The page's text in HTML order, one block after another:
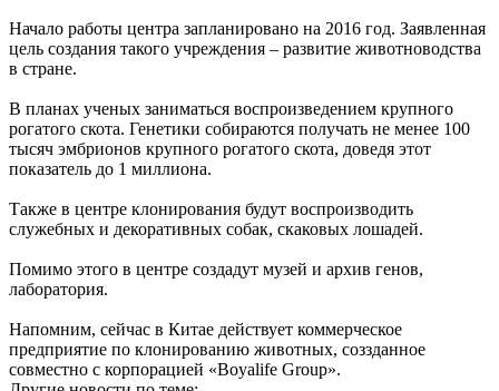
Начало работы центра запланировано на 2016 год. Заявленная
цель создания такого учреждения – развитие животноводства
в стране.
В планах ученых заниматься воспроизведением крупного
рогатого скота. Генетики собираются получать не менее 100
тысяч эмбрионов крупного рогатого скота, доведя этот
показатель до 1 миллиона.
Также в центре клонирования будут воспроизводить
служебных и декоративных собак, скаковых лошадей.
Помимо этого в центре создадут музей и архив генов,
лаборатория.
Напомним, сейчас в Китае действует коммерческое
предприятие по клонированию животных, соззданное
совместно с корпорацией «Boyalife Group».